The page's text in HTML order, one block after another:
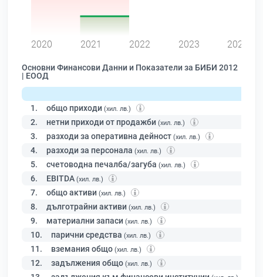
2020 2021 2022 2023 2024
Основни Финансови Данни и Показатели за БИБИ 2012
| ЕООД
1. общо приходи (хил. лв.)
2. нетни приходи от продажби (хил. лв.)
3. разходи за оперативна дейност (хил. лв.)
4. разходи за персонала (хил. лв.)
5. счетоводна печалба/загуба (хил. лв.)
6. EBITDA (хил. лв.)
7. общо активи (хил. лв.)
8. дълготрайни активи (хил. лв.)
9. материални запаси (хил. лв.)
10. парични средства (хил. лв.)
11. вземания общо (хил. лв.)
12. задължения общо (хил. лв.)